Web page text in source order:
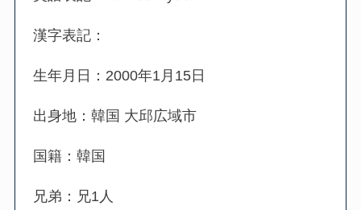
漢字表記：
生年月日：2000年1月15日
出身地：韓国 大邱広域市
国籍：韓国
兄弟：兄1人